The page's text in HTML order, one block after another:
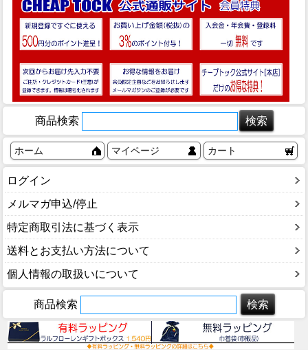
商品検索
ホーム マイページ カート
ログイン
メルマガ申込/停止
特定商取引法に基づく表示
送料とお支払い方法について
個人情報の取扱いについて
商品検索